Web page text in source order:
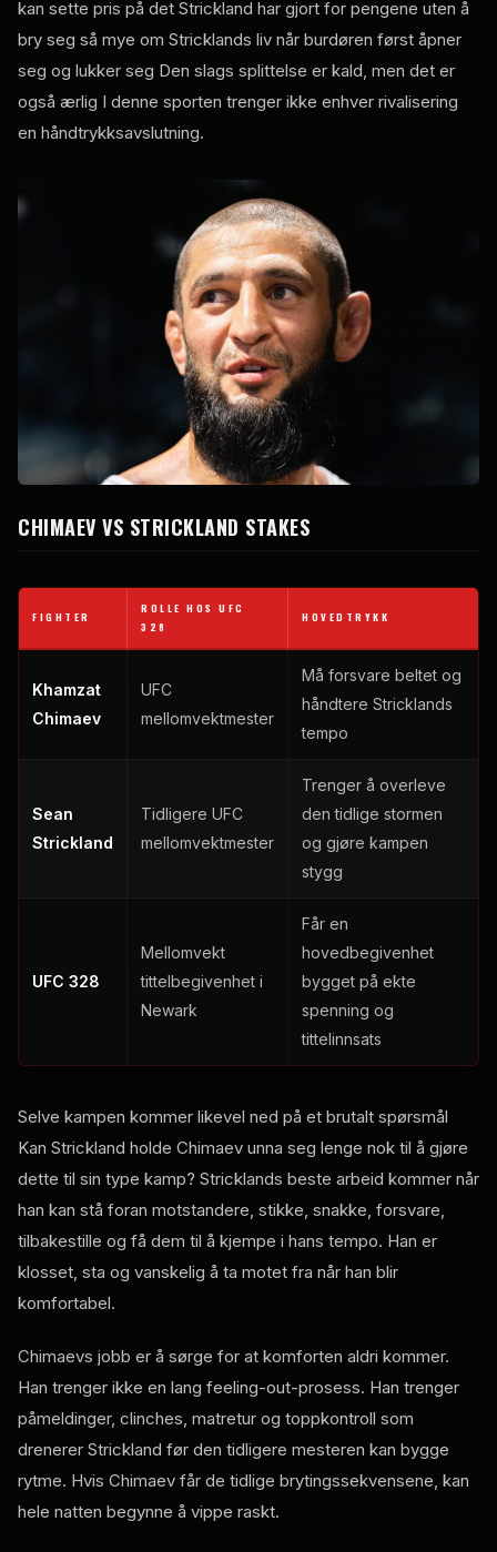
kan sette pris på det Strickland har gjort for pengene uten å
bry seg så mye om Stricklands liv når burdøren først åpner
seg og lukker seg Den slags splittelse er kald, men det er
også ærlig I denne sporten trenger ikke enhver rivalisering
en håndtrykksavslutning.
CHIMAEV VS STRICKLAND STAKES
FIGHTER
ROLLE HOS UFC
328
HOVEDTRYKK
Khamzat
Chimaev
UFC
mellomvektmester
Må forsvare beltet og
håndtere Stricklands
tempo
Sean
Strickland
Tidligere UFC
mellomvektmester
Trenger å overleve
den tidlige stormen
og gjøre kampen
stygg
UFC 328
Mellomvekt
tittelbegivenhet i
Newark
Får en
hovedbegivenhet
bygget på ekte
spenning og
tittelinnsats
Selve kampen kommer likevel ned på et brutalt spørsmål
Kan Strickland holde Chimaev unna seg lenge nok til å gjøre
dette til sin type kamp? Stricklands beste arbeid kommer når
han kan stå foran motstandere, stikke, snakke, forsvare,
tilbakestille og få dem til å kjempe i hans tempo. Han er
klosset, sta og vanskelig å ta motet fra når han blir
komfortabel.
Chimaevs jobb er å sørge for at komforten aldri kommer.
Han trenger ikke en lang feeling-out-prosess. Han trenger
påmeldinger, clinches, matretur og toppkontroll som
drenerer Strickland før den tidligere mesteren kan bygge
rytme. Hvis Chimaev får de tidlige brytingssekvensene, kan
hele natten begynne å vippe raskt.